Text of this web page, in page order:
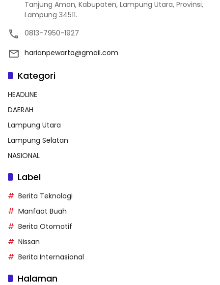
Tanjung Aman, Kabupaten, Lampung Utara, Provinsi,
Lampung 34511.
0813-7950-1927
harianpewarta@gmail.com
Kategori
HEADLINE
DAERAH
Lampung Utara
Lampung Selatan
NASIONAL
Label
Berita Teknologi
Manfaat Buah
Berita Otomotif
Nissan
Berita Internasional
Halaman